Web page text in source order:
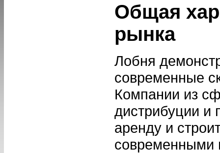
Общая
рынка
Лобня
современные
Компании из
дистрибуции и
аренду и
современными